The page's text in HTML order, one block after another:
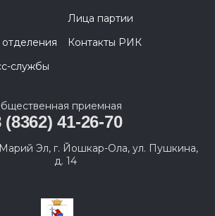
Лица партии
Контакты РИК
службы
приемная
(8362) 41-26-70
Эл, г. Йошкар-Ола, ул. Пушкина,
д. 14